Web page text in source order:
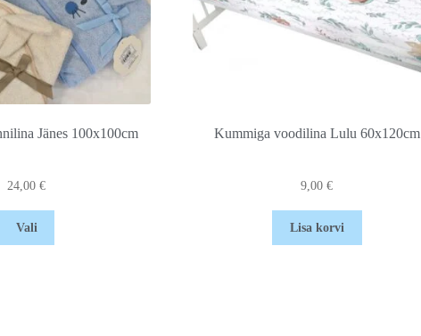
Jänes 100x100cm
24,00€
Vali
Kummiga voodilina Lulu 60x120cm
9,00€
Lisa korvi